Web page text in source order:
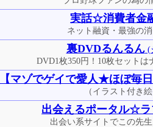
実話☆消費者金
ネット融資・最強の
裏DVDるんるん(
DVD1枚350円！10枚セットは
【マゾでゲイで愛人★ほぼ毎
（イラスト付き
出会えるポータル☆ラ
出会い系サイトでこの先